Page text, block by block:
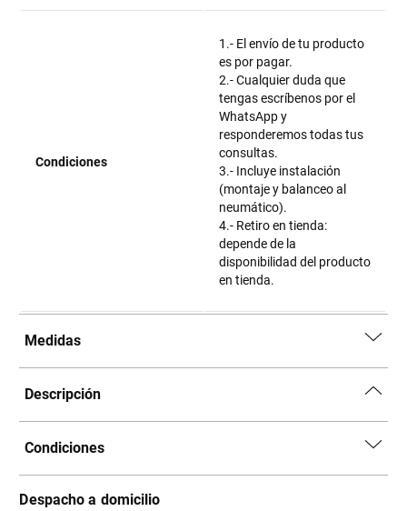
Condiciones
1.- El envío de tu producto
es por pagar.
2.- Cualquier duda que
tengas escríbenos por el
WhatsApp y
responderemos todas tus
consultas.
3.- Incluye instalación
(montaje y balanceo al
neumático).
4.- Retiro en tienda:
depende de la
disponibilidad del producto
en tienda.
Medidas
Descripción
Condiciones
Despacho a domicilio